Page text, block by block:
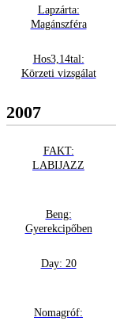
Lapzárta:
Magánszféra
Hos3,14tal:
Körzeti vizsgálat
2007
FAKT:
LABIJAZZ
Beng:
Gyerekcipőben
Day: 20
Nomagróf: